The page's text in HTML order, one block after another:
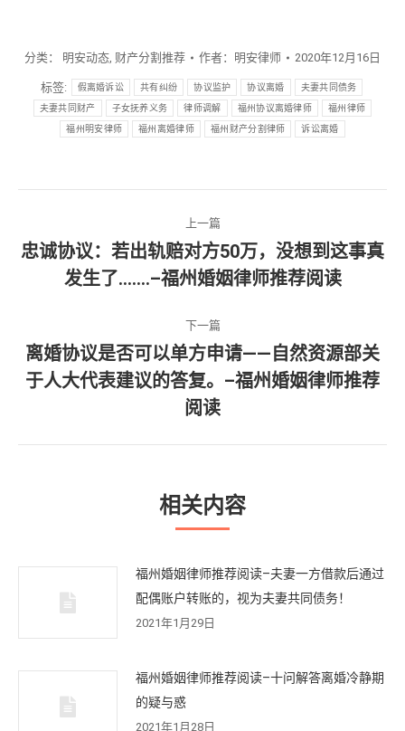
分类： 明安动态, 财产分割推荐 作者： 明安律师 2020年12月16日
标签: 假离婚诉讼 共有纠纷 协议监护 协议离婚 夫妻共同债务
夫妻共同财产 子女抚养义务 律师调解 福州协议离婚律师 福州律师
福州明安律师 福州离婚律师 福州财产分割律师 诉讼离婚
章
上一篇
上
一
章：
忠诚协议：若出轨赔对方50万，没想到这事真
发生了…….–福州婚姻律师推荐阅读
下一篇
下
一
离婚协议是否可以单方申请——自然资源部关
于人大代表建议的答复。–福州婚姻律师推荐
阅读
相关内容
福州婚姻律师推荐阅读–夫妻一方借款后通过
配偶账户转账的，视为夫妻共同债务！
2021年1月29日
福州婚姻律师推荐阅读–十问解答离婚冷静期
的疑与惑
2021年1月28日